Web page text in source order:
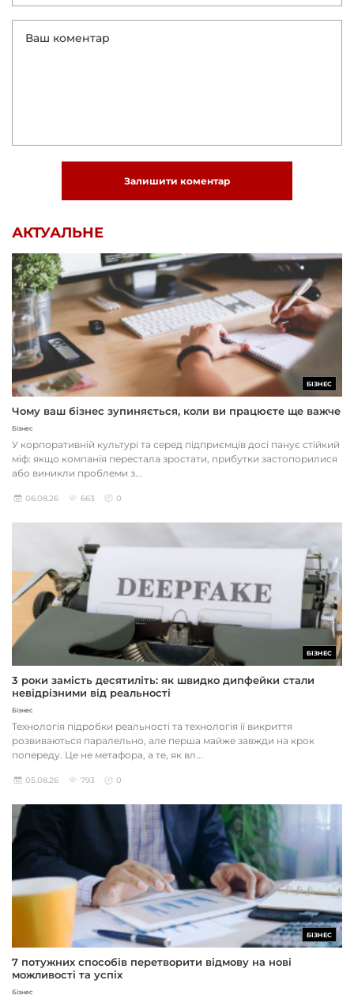
Залишити коментар
АКТУАЛЬНЕ
БІЗНЕС
Чому ваш бізнес зупиняється, коли ви працюєте ще важче
Бізнес
У корпоративній культурі та серед підприємців досі панує стійкий
міф: якщо компанія перестала зростати, прибутки застопорилися
або виникли проблеми з...
06.08.26 663 0
БІЗНЕС
3 роки замість десятиліть: як швидко дипфейки стали
невідрізними від реальності
Бізнес
Технологія підробки реальності та технологія її викриття
розвиваються паралельно, але перша майже завжди на крок
попереду. Це не метафора, а те, як вл...
05.08.26 793 0
БІЗНЕС
7 потужних способів перетворити відмову на нові
можливості та успіх
Бізнес